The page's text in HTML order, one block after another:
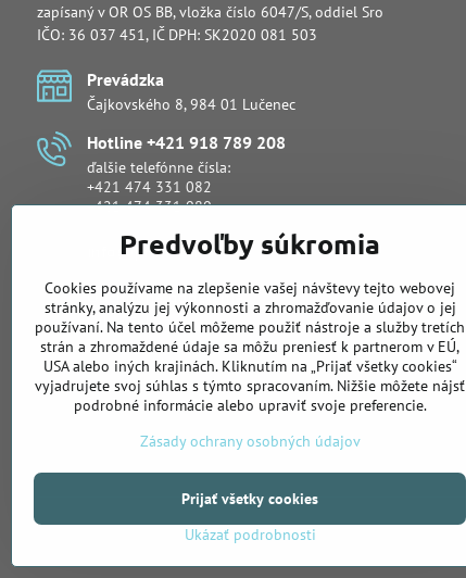
zapísaný v OR OS BB, vložka číslo 6047/S, oddiel Sro
IČO: 36 037 451, IČ DPH: SK2020 081 503
Prevádzka
Čajkovského 8, 984 01 Lučenec
Hotline +421 918 789 208
ďalšie telefónne čísla:
+421 474 331 082
+421 474 331 080
info​@primeservice​.sk
Obchodné oddelenie
Lukáš Šuli
telefón:+421 918 988 919
email:lukas.suli@primeservice.sk
telefón: +421 905 622 883
Predvoľby súkromia
Cookies používame na zlepšenie vašej návštevy tejto webovej
stránky, analýzu jej výkonnosti a zhromažďovanie údajov o jej
používaní. Na tento účel môžeme použiť nástroje a služby tretích
strán a zhromaždené údaje sa môžu preniesť k partnerom v EÚ,
USA alebo iných krajinách. Kliknutím na „Prijať všetky cookies“
vyjadrujete svoj súhlas s týmto spracovaním. Nižšie môžete nájsť
podrobné informácie alebo upraviť svoje preferencie.
Zásady ochrany osobných údajov
Ukázať podrobnosti
Prijať všetky cookies